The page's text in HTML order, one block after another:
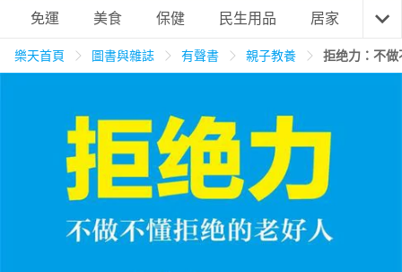
購物網分類
居家生活 3C家電 運動休閒 親子玩具
免運 美食 保健 民生用品 居家 3C
樂天首頁 圖書與雜誌 有聲書 親子教養 拒绝力：不